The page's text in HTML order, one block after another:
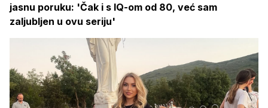
jasnu poruku: 'Čak i s IQ-om od 80, već sam
zaljubljen u ovu seriju'